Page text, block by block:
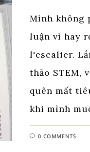
Mình không
luận vì hay
l'escalier.
thảo STEM,
quên mất
khi mình
0 COMMENTS